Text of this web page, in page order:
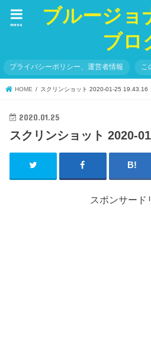
ブルージョ
ブロ
menu
プライバシーポリシー、運営者情報 こ
HOME スクリンショット 2020-01-25 19.43.16
2020.01.25
スクリンショット 2020-
スポンサード